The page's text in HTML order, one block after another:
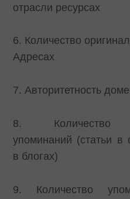
отрасли ресурсах
6. Количество
Адресах
7. Авторитетность
8. Количество
упоминаний (статьи в
в блогах)
9. Количество